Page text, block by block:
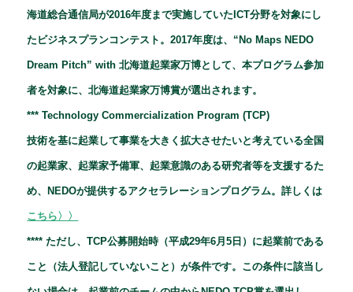
海道総合通信局が2016年度まで実施していたICT分野を対象にし
たビジネスプランコンテスト。2017年度は、“No Maps NEDO
Dream Pitch” with 北海道起業家万博として、本プログラム参加
者を対象に、北海道起業家万博賞が選出されます。
*** Technology Commercialization Program (TCP)
技術を基に起業して事業を大きく拡大させたいと考えている全国
の起業家、起業家予備軍、起業意識のある研究者等を支援するた
め、NEDOが提供するアクセラレーションプログラム。詳しくは
こちら〉〉
**** ただし、TCP公募開始時（平成29年6月5日）に起業前である
こと（法人登記していないこと）が条件です。この条件に該当し